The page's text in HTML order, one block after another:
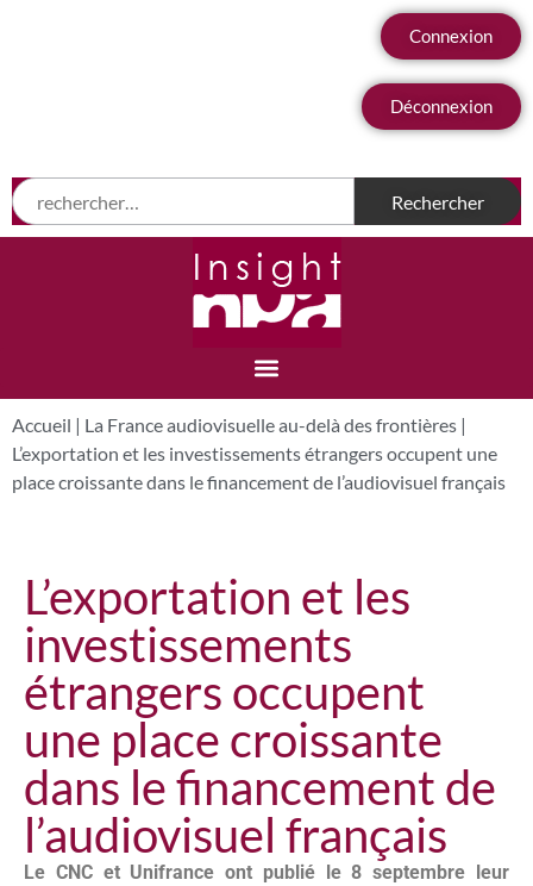
Connexion
Déconnexion
Accueil | La France audiovisuelle au-delà des frontières |
L’exportation et les investissements étrangers occupent une
place croissante dans le financement de l’audiovisuel français
L’exportation et les
investissements
étrangers occupent
une place croissante
dans le financement de
l’audiovisuel français
Le CNC et Unifrance ont publié le 8 septembre leur